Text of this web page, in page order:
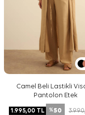
Camel Beli Lastikli
Pantolon Etek
1.995,00 TL %50